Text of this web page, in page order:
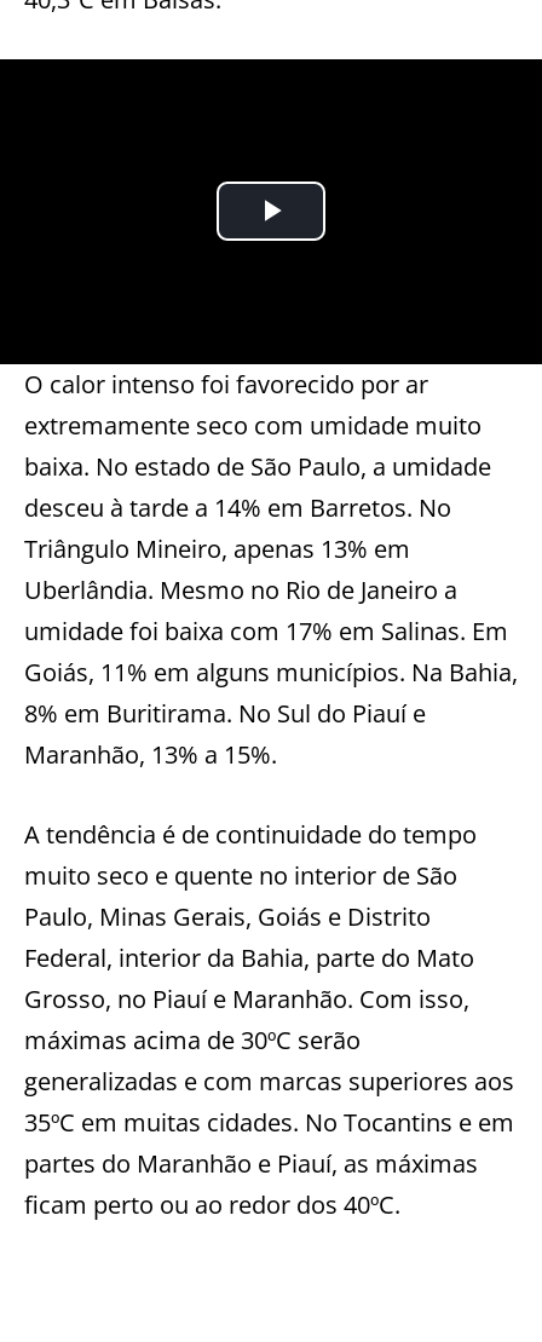
O calor intenso foi favorecido por ar
extremamente seco com umidade muito
baixa. No estado de São Paulo, a umidade
desceu à tarde a 14% em Barretos. No
Triângulo Mineiro, apenas 13% em
Uberlândia. Mesmo no Rio de Janeiro a
umidade foi baixa com 17% em Salinas. Em
Goiás, 11% em alguns municípios. Na Bahia,
8% em Buritirama. No Sul do Piauí e
Maranhão, 13% a 15%.
A tendência é de continuidade do tempo
muito seco e quente no interior de São
Paulo, Minas Gerais, Goiás e Distrito
Federal, interior da Bahia, parte do Mato
Grosso, no Piauí e Maranhão. Com isso,
máximas acima de 30ºC serão
generalizadas e com marcas superiores aos
35ºC em muitas cidades. No Tocantins e em
partes do Maranhão e Piauí, as máximas
ficam perto ou ao redor dos 40ºC.